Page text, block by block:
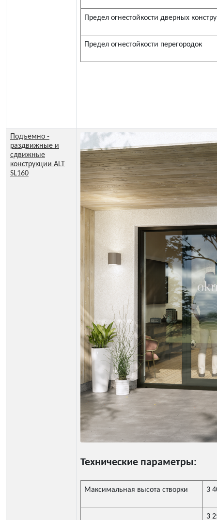
Предел огнестойкости дверных
Предел огнестойкости перегородок
Подъемно -
раздвижные и
сдвижные
конструкции ALT
SL160
Технические параметры:
Максимальная высота створки 3
3